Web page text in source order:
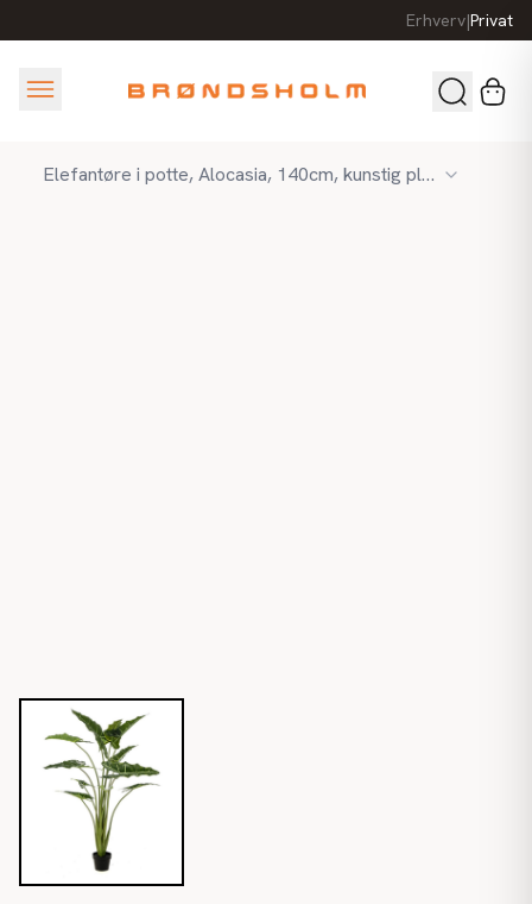
Erhverv|Privat
Elefantøre i potte, Alocasia, 140cm, kunstig plante